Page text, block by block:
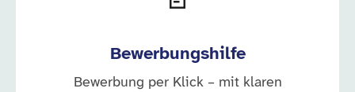
Bewerbungshilfe
Bewerbung per Klick – mit klaren